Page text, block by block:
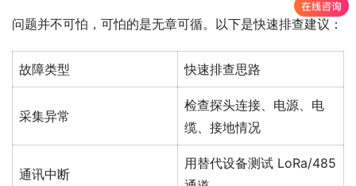
问题并不可怕，可怕的是无章可循。以下是快速排查建议：
故障类型 快速排查思路
采集异常
检查探头连接、电源、电
缆、接地情况
通讯中断
用替代设备测试 LoRa/485